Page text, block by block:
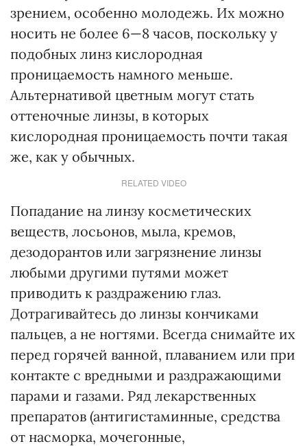
зрением, особенно молодежь. Их можно
носить не более 6—8 часов, поскольку у
подобных линз кислородная
проницаемость намного меньше.
Альтернативой цветным могут стать
оттеночные линзы, в которых
кислородная проницаемость почти такая
же, как у обычных.
RELATED VIDEO
Попадание на линзу косметических
веществ, лосьонов, мыла, кремов,
дезодорантов или загрязнение линзы
любыми другими путями может
приводить к раздражению глаз.
Дотрагивайтесь до линзы кончиками
пальцев, а не ногтями. Всегда снимайте их
перед горячей ванной, плаванием или при
контакте с вредными и раздражающими
парами и газами. Ряд лекарственных
препаратов (антигистаминные, средства
от насморка, мочегонные,